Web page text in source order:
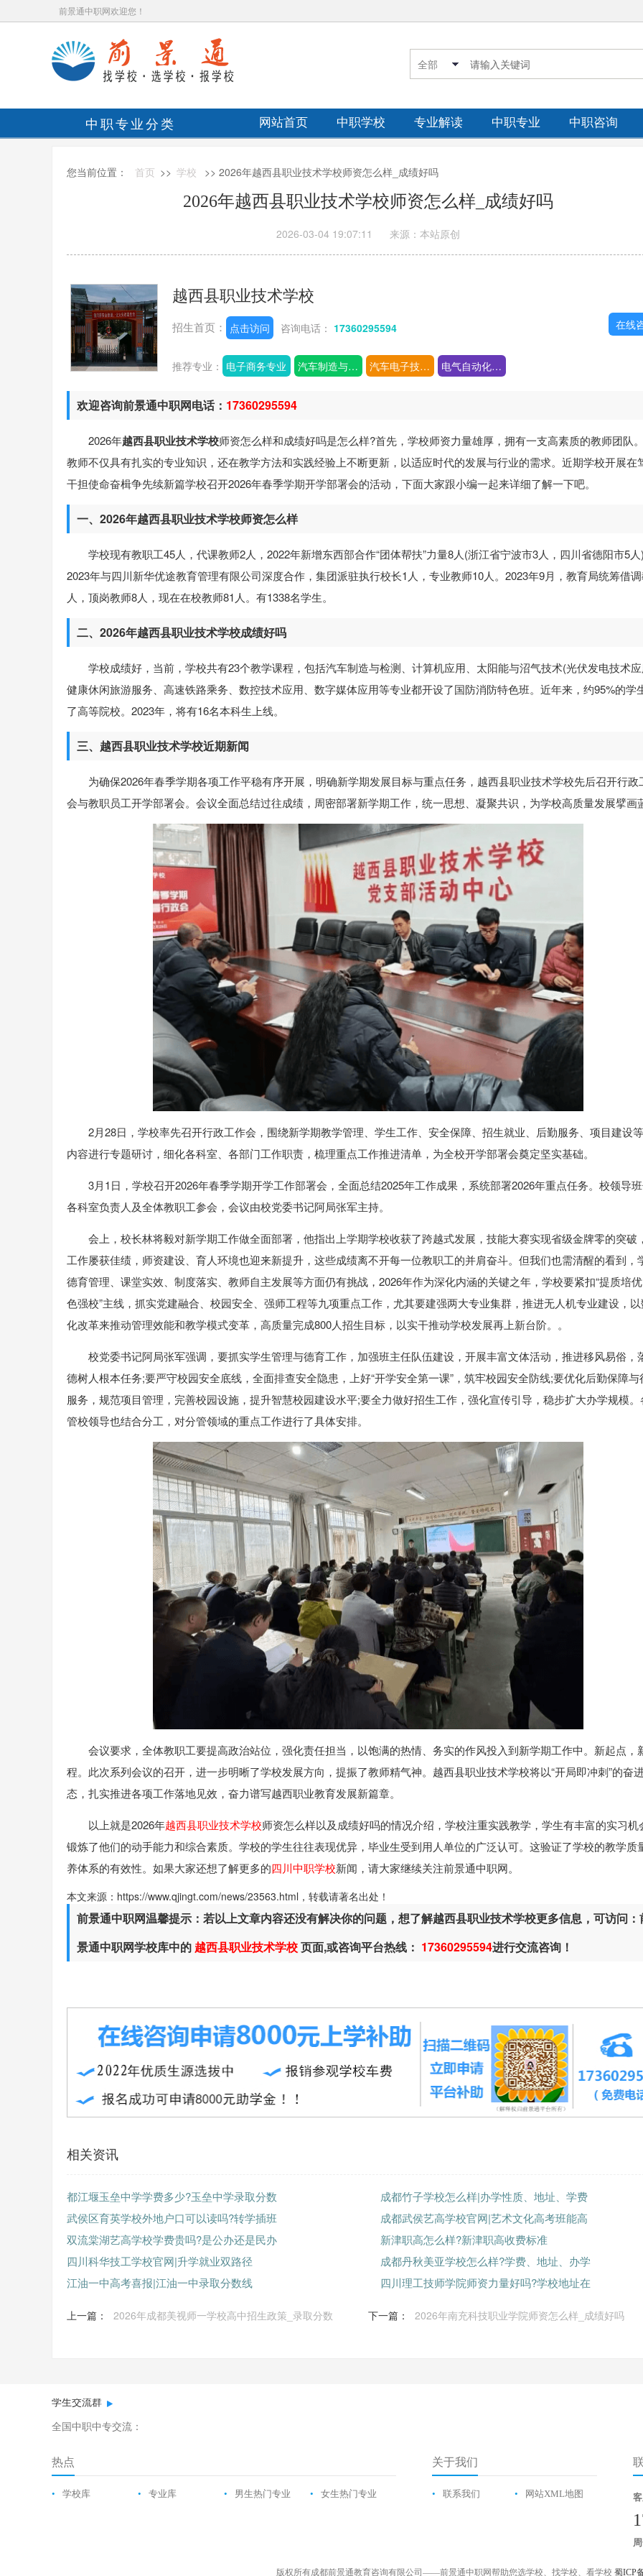
前景通中职网欢迎您！
中职专业分类 网站首页 中职学校 专业解读 中职专业 中职咨询
您当前位置： 首页 >> 学校 >> 2026年越西县职业技术学校师资怎么样_成绩好吗
2026年越西县职业技术学校师资怎么样_成绩好吗
2026-03-04 19:07:11 来源：本站原创
越西县职业技术学校
招生首页： 点击访问 咨询电话： 17360295594
推荐专业： 电子商务专业 汽车制造与装配技术专业 汽车电子技术专业 电气自动化技术专业
在线
欢迎咨询前景通中职网电话： 17360295594
2026年越西县职业技术学校师资怎么样和成绩好吗是怎么样?首先，学校师资力量雄厚，拥有一支高素质的教师团队
教师不仅具有扎实的专业知识，还在教学方法和实践经验上不断更新，以适应时代的发展与行业的需求。近期学校开展在
干担使命奋楫争先续新篇学校召开2026年春季学期开学部署会的活动，下面大家跟小编一起来详细了解一下吧。
一、2026年越西县职业技术学校师资怎么样
学校现有教职工45人，代课教师2人，2022年新增东西部合作“团体帮扶”力量8人(浙江省宁波市3人，四川省德阳市5人)
2023年与四川新华优途教育管理有限公司深度合作，集团派驻执行校长1人，专业教师10人。2023年9月，教育局统筹借
人，顶岗教师8人，现在在校教师81人。有1338名学生。
二、2026年越西县职业技术学校成绩好吗
学校成绩好，当前，学校共有23个教学课程，包括汽车制造与检测、计算机应用、太阳能与沼气技术(光伏发电技术应
健康休闲旅游服务、高速铁路乘务、数控技术应用、数字媒体应用等专业都开设了国防消防特色班。近年来，约95%的学
了高等院校。2023年，将有16名本科生上线。
三、越西县职业技术学校近期新闻
为确保2026年春季学期各项工作平稳有序开展，明确新学期发展目标与重点任务，越西县职业技术学校先后召开行政
会与教职员工开学部署会。会议全面总结过往成绩，周密部署新学期工作，统一思想、凝聚共识，为学校高质量发展擘画
2月28日，学校率先召开行政工作会，围绕新学期教学管理、学生工作、安全保障、招生就业、后勤服务、项目建设
内容进行专题研讨，细化各科室、各部门工作职责，梳理重点工作推进清单，为全校开学部署会奠定坚实基础。
3月1日，学校召开2026年春季学期开学工作部署会，全面总结2025年工作成果，系统部署2026年重点任务。校领导班
各科室负责人及全体教职工参会，会议由校党委书记阿局张军主持。
会上，校长林将毅对新学期工作做全面部署，他指出上学期学校收获了跨越式发展，技能大赛实现省级金牌零的突破
工作屡获佳绩，师资建设、育人环境也迎来新提升，这些成绩离不开每一位教职工的并肩奋斗。但我们也需清醒的看到，
德育管理、课堂实效、制度落实、教师自主发展等方面仍有挑战，2026年作为深化内涵的关键之年，学校要紧扣“提质培
色强校”主线，抓实党建融合、校园安全、强师工程等九项重点工作，尤其要建强两大专业集群，推进无人机专业建设，
化改革来推动管理效能和教学模式变革，高质量完成800人招生目标，以实干推动学校发展再上新台阶。。
校党委书记阿局张军强调，要抓实学生管理与德育工作，加强班主任队伍建设，开展丰富文体活动，推进移风易俗，
德树人根本任务;要严守校园安全底线，全面排查安全隐患，上好“开学安全第一课”，筑牢校园安全防线;要优化后勤保障与
服务，规范项目管理，完善校园设施，提升智慧校园建设水平;要全力做好招生工作，强化宣传引导，稳步扩大办学规模。
管校领导也结合分工，对分管领域的重点工作进行了具体安排。
会议要求，全体教职工要提高政治站位，强化责任担当，以饱满的热情、务实的作风投入到新学期工作中。新起点，
程。此次系列会议的召开，进一步明晰了学校发展方向，提振了教师精气神。越西县职业技术学校将以“开局即冲刺”的奋
态，扎实推进各项工作落地见效，奋力谱写越西职业教育发展新篇章。
以上就是2026年越西县职业技术学校师资怎么样以及成绩好吗的情况介绍，学校注重实践教学，学生有丰富的实习机
锻炼了他们的动手能力和综合素质。学校的学生往往表现优异，毕业生受到用人单位的广泛认可。这验证了学校的教学质
养体系的有效性。如果大家还想了解更多的四川中职学校新闻，请大家继续关注前景通中职网。
本文来源：https://www.qjingt.com/news/23563.html，转载请著名出处！
前景通中职网温馨提示：若以上文章内容还没有解决你的问题，想了解越西县职业技术学校更多信息，可访问：
景通中职网学校库中的 越西县职业技术学校页面,或咨询平台热线： 17360295594进行交流咨询！
相关资讯
都江堰玉垒中学学费多少?玉垒中学录取分数
成都竹子学校怎么样|办学性质、地址、学费
武侯区育英学校外地户口可以读吗?转学插班
成都武侯艺高学校官网|艺术文化高考班能高
双流棠湖艺高学校学费贵吗?是公办还是民办
新津职高怎么样?新津职高收费标准
四川科华技工学校官网|升学就业双路径
成都丹秋美亚学校怎么样?学费、地址、办学
江油一中高考喜报|江油一中录取分数线
四川理工技师学院师资力量好吗?学校地址在
上一篇： 2026年成都美视师一学校高中招生政策_录取分数 下一篇： 2026年南充科技职业学院师资怎么样_成绩好吗
学生交流群
全国中职中专交流：
热点
• 学校库 • 专业库 • 男生热门专业 • 女生热门专业
关于我们
• 联系我们 • 网站XML地图
版权所有成都前景通教育咨询有限公司——前景通中职网帮助您选学校、找学校、看学校 蜀ICP